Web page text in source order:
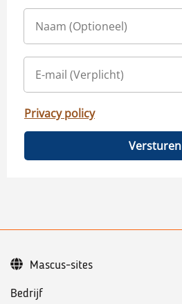
Privacy policy
Versturen
Bedrijf
Mascus-sites